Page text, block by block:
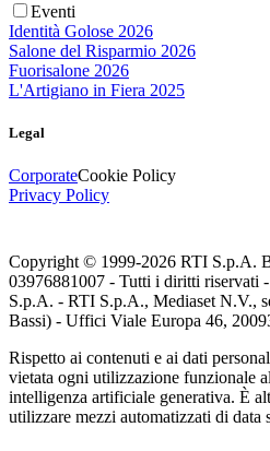
Eventi
Identità Golose 2026
Salone del Risparmio 2026
Fuorisalone 2026
L'Artigiano in Fiera 2025
Legal
CorporateCookie Policy
Privacy Policy
Copyright © 1999-2026 RTI S.p.A.
03976881007 - Tutti i diritti riservati
S.p.A. - RTI S.p.A., Mediaset N.V.,
Bassi) - Uffici Viale Europa 46,
Rispetto ai contenuti e ai dati
vietata ogni utilizzazione funzionale
intelligenza artificiale generativa. È
utilizzare mezzi automatizzati di data